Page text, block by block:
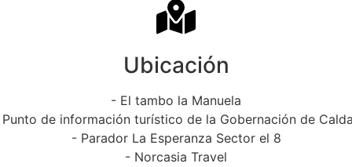
Ubicación
- El tambo la Manuela
de información turístico de la Gobernación de
- Parador La Esperanza Sector el 8
- Norcasia Travel